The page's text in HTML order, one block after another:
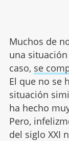
Muchos de
una
caso, se
El que no se
situación
ha hecho
Pero,
del siglo XXI